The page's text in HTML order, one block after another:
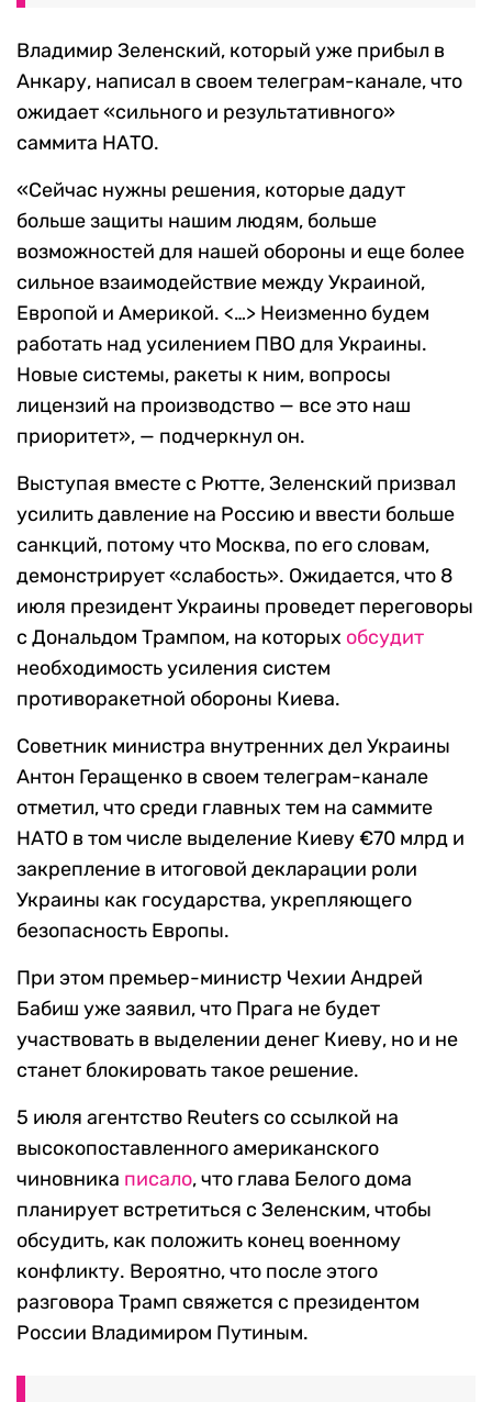
Владимир Зеленский, который уже прибыл в
Анкару, написал в своем телеграм-канале, что
ожидает «сильного и результативного»
саммита НАТО.
«Сейчас нужны решения, которые дадут
больше защиты нашим людям, больше
возможностей для нашей обороны и еще более
сильное взаимодействие между Украиной,
Европой и Америкой. <…> Неизменно будем
работать над усилением ПВО для Украины.
Новые системы, ракеты к ним, вопросы
лицензий на производство — все это наш
приоритет», — подчеркнул он.
Выступая вместе с Рютте, Зеленский призвал
усилить давление на Россию и ввести больше
санкций, потому что Москва, по его словам,
демонстрирует «слабость». Ожидается, что 8
июля президент Украины проведет переговоры
с Дональдом Трампом, на которых обсудит
необходимость усиления систем
противоракетной обороны Киева.
Советник министра внутренних дел Украины
Антон Геращенко в своем телеграм-канале
отметил, что среди главных тем на саммите
НАТО в том числе выделение Киеву €70 млрд и
закрепление в итоговой декларации роли
Украины как государства, укрепляющего
безопасность Европы.
При этом премьер-министр Чехии Андрей
Бабиш уже заявил, что Прага не будет
участвовать в выделении денег Киеву, но и не
станет блокировать такое решение.
5 июля агентство Reuters со ссылкой на
высокопоставленного американского
чиновника писало, что глава Белого дома
планирует встретиться с Зеленским, чтобы
обсудить, как положить конец военному
конфликту. Вероятно, что после этого
разговора Трамп свяжется с президентом
России Владимиром Путиным.